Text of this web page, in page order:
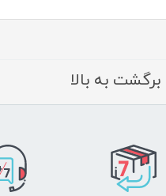
برگشت به بالا